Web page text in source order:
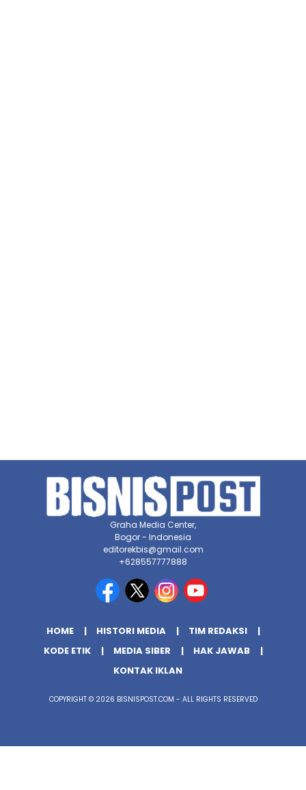
Graha Media Center,
Bogor - Indonesia
editorekbis@gmail.com
+628557777888
HOME HISTORI MEDIA
TIM REDAKSI
KODE ETIK
MEDIA SIBER
HAK JAWAB
KONTAK IKLAN
COPYRIGHT © 2026 BISNISPOST.COM - ALL RIGHTS RESERVED